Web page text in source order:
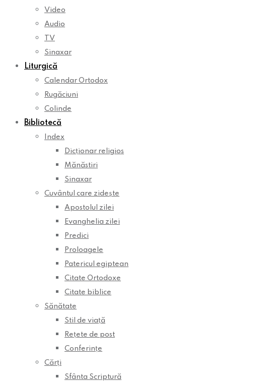
Video
Audio
TV
Sinaxar
Liturgică
Calendar Ortodox
Rugăciuni
Colinde
Bibliotecă
Index
Dicționar religios
Mănăstiri
Sinaxar
Cuvântul care zidește
Apostolul zilei
Evanghelia zilei
Predici
Proloagele
Patericul egiptean
Citate Ortodoxe
Citate biblice
Sănătate
Stil de viață
Rețete de post
Conferințe
Cărți
Sfânta Scriptură